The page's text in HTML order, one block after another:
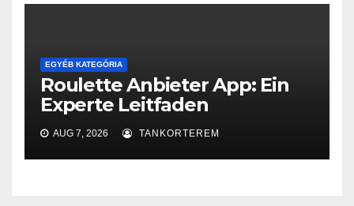
EGYÉB KATEGÓRIA
Roulette Anbieter App: Ein
Experte Leitfaden
AUG 7, 2026 TANKORTEREM